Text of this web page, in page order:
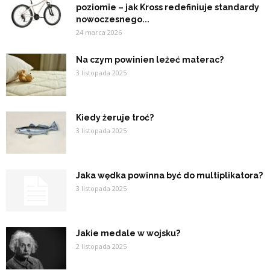
poziomie – jak Kross redefiniuje standardy
nowoczesnego...
24 marca 2026
Na czym powinien leżeć materac?
3 listopada 2025
Kiedy żeruje troć?
3 listopada 2025
Jaka wędka powinna być do multiplikatora?
3 listopada 2025
Jakie medale w wojsku?
2 listopada 2025